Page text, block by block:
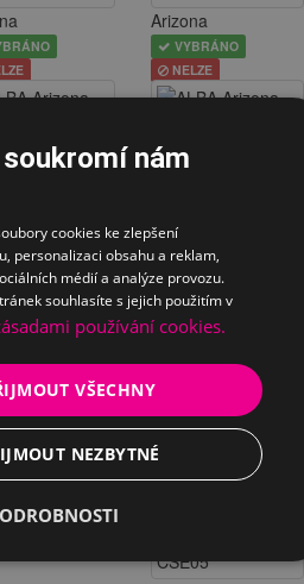
Arizona
VYBRÁNO
NELZE
Arizona
NELZE
Era
Era
VYBRÁNO
nám
cookies ke zlepšení
personalizaci obsahu a reklam,
médií a analýze provozu.
souhlasíte s jejich použitím v
používání cookies.
VŠECHNY
NEZBYTNÉ